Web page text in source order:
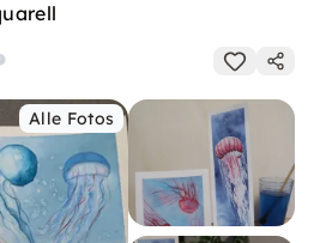
Alle Fotos